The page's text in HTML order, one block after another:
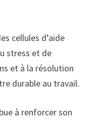
cellules d’aide
stress et de
et à la résolution
durable au travail.
à renforcer son